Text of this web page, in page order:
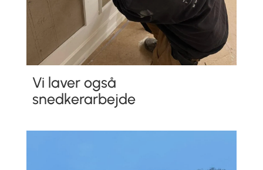
Vi laver også
snedkerarbejde